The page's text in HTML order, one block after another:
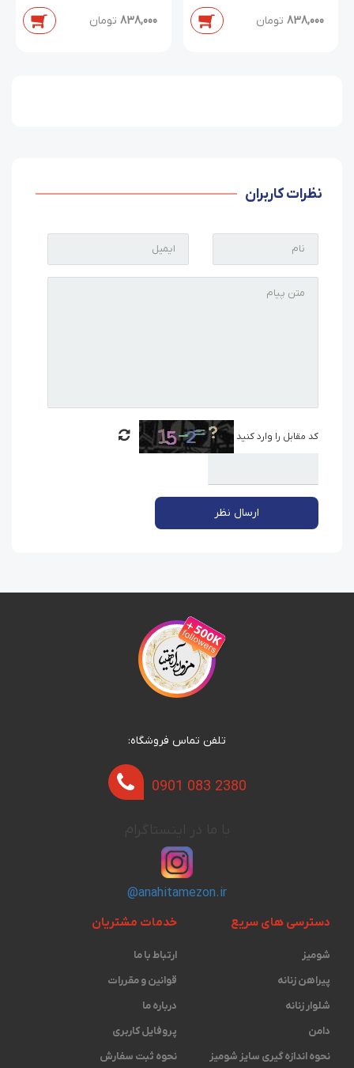
838,000 تومان 838,000 تومان
نظرات کاربران
کد مقابل را وارد کنید
ارسال نظر
تلفن تماس فروشگاه:
0901 083 2380
@anahitamezon.ir
دسترسی های سریع
شومیز
پیراهن زنانه
شلوار زنانه
دامن
نحوه اندازه گیری ‫سایز شومیز
خدمات مشتریان
ارتباط با ما
قوانین و مقررات
درباره ما
پروفایل کاربری
نحوه ثبت سفارش